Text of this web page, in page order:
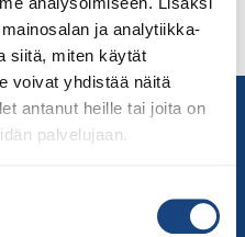
ja analytiikka-
siitä, miten käytät
voivat yhdistää näitä
antanut heille tai joita on
palvelujaan.
”Hänellä on nyt tärkeä